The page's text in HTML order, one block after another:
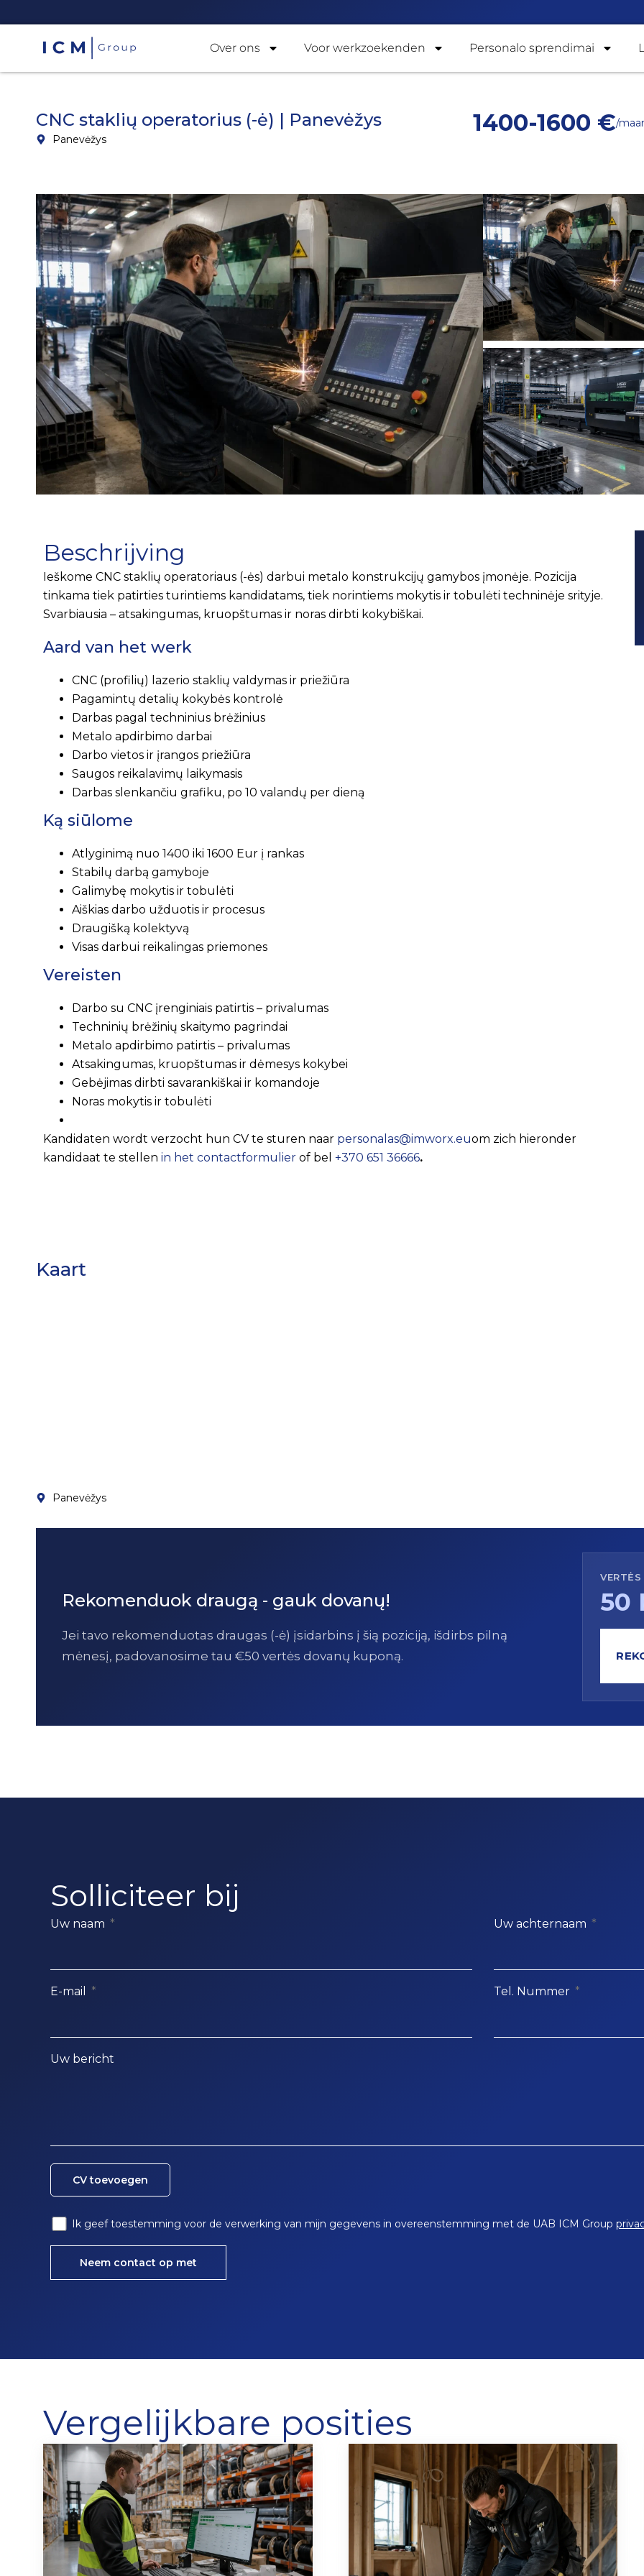
Over ons Voor werkzoekenden Personalo sprendimai
CNC staklių operatorius (-ė) | Panevėžys
Panevėžys
1400-1600 €/
Beschrijving
Ieškome CNC staklių operatoriaus (-ės) darbui metalo konstrukcijų gamybos įmonėje. Pozicija
tinkama tiek patirties turintiems kandidatams, tiek norintiems mokytis ir tobulėti techninėje srityje.
Svarbiausia – atsakingumas, kruopštumas ir noras dirbti kokybiškai.
Aard van het werk
CNC (profilių) lazerio staklių valdymas ir priežiūra
Pagamintų detalių kokybės kontrolė
Darbas pagal techninius brėžinius
Metalo apdirbimo darbai
Darbo vietos ir įrangos priežiūra
Saugos reikalavimų laikymasis
Darbas slenkančiu grafiku, po 10 valandų per dieną
Ką siūlome
Atlyginimą nuo 1400 iki 1600 Eur į rankas
Stabilų darbą gamyboje
Galimybę mokytis ir tobulėti
Aiškias darbo užduotis ir procesus
Draugišką kolektyvą
Visas darbui reikalingas priemones
Vereisten
Darbo su CNC įrenginiais patirtis – privalumas
Techninių brėžinių skaitymo pagrindai
Metalo apdirbimo patirtis – privalumas
Atsakingumas, kruopštumas ir dėmesys kokybei
Gebėjimas dirbti savarankiškai ir komandoje
Noras mokytis ir tobulėti
Kandidaten wordt verzocht hun CV te sturen naar personalas@imworx.euom zich hieronder
kandidaat te stellen in het contactformulier of bel +370 651 36666.
Kaart
Panevėžys
Rekomenduok draugą - gauk dovanų!
Jei tavo rekomenduotas draugas (-ė) įsidarbins į šią poziciją, išdirbs pilną
mėnesį, padovanosime tau €50 vertės dovanų kuponą.
50
Solliciteer bij
Uw naam Uw achternaam
E-mail Tel. Nummer
Uw bericht
CV toevoegen
Ik geef toestemming voor de verwerking van mijn gegevens in overeenstemming met de UAB ICM Group
Neem contact op met
Vergelijkbare posities